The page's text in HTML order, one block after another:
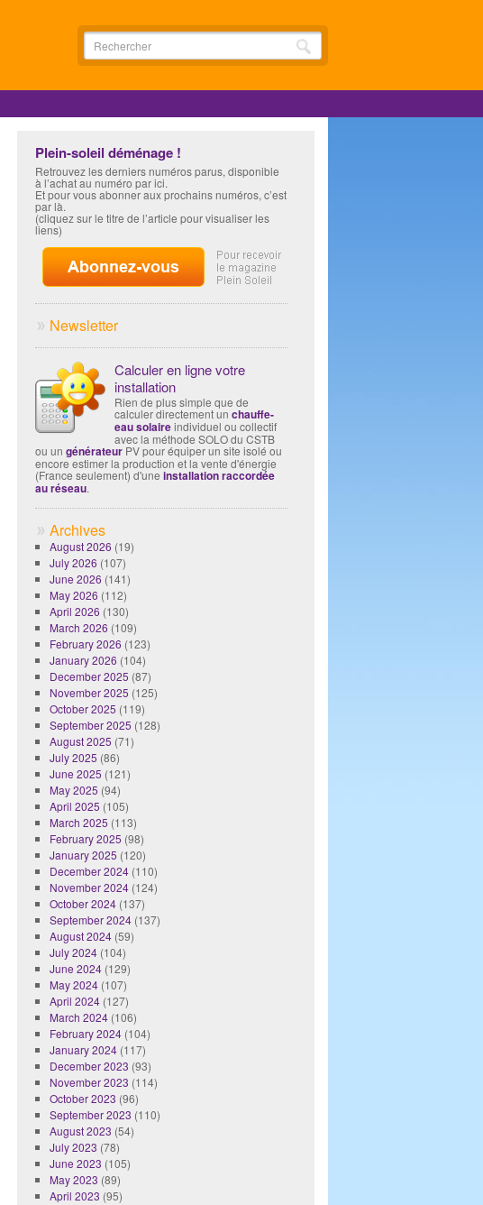
Plein-soleil déménage !
Retrouvez les derniers numéros parus, disponible
à l’achat au numéro par ici.
Et pour vous abonner aux prochains numéros, c’est
par là.
(cliquez sur le titre de l’article pour visualiser les
liens)
Newsletter
Calculer en ligne votre
installation
Rien de plus simple que de
calculer directement un chauffe-
eau solaireindividuel ou collectif
avec la méthode SOLO du CSTB
ou un générateur PV pour équiper un site isolé ou
encore estimer la production et la vente d'énergie
(France seulement) d'une installation raccordée
au réseau.
Archives
August 2026 (19)
July 2026 (107)
June 2026 (141)
May 2026 (112)
April 2026 (130)
March 2026 (109)
February 2026 (123)
January 2026 (104)
December 2025 (87)
November 2025 (125)
October 2025 (119)
September 2025 (128)
August 2025 (71)
July 2025 (86)
June 2025 (121)
May 2025 (94)
April 2025 (105)
March 2025 (113)
February 2025 (98)
January 2025 (120)
December 2024(110)
November 2024(124)
October 2024(137)
September 2024(137)
August 2024(59)
July 2024(104)
June 2024(129)
May 2024(107)
April 2024(127)
March 2024(106)
February 2024(104)
January 2024(117)
December 2023 (93)
November 2023 (114)
October 2023 (96)
September 2023 (110)
August 2023 (54)
July 2023 (78)
June 2023 (105)
May 2023 (89)
April 2023 (95)